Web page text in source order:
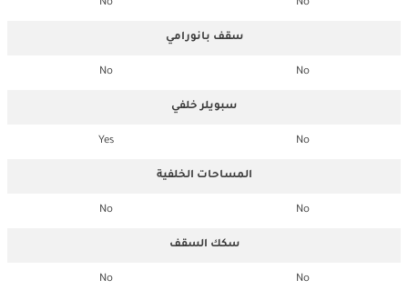
No
No
سقف بانورامي
No
No
سبويلر خلفي
No
Yes
المساحات الخلفية
No
No
سكك السقف
No
No